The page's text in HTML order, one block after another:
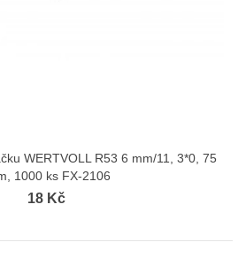
WERTVOLL R53 6 mm/11, 3*0, 75
1000 ks FX-2106
18 Kč